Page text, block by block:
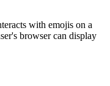
with emojis on a
browser can display